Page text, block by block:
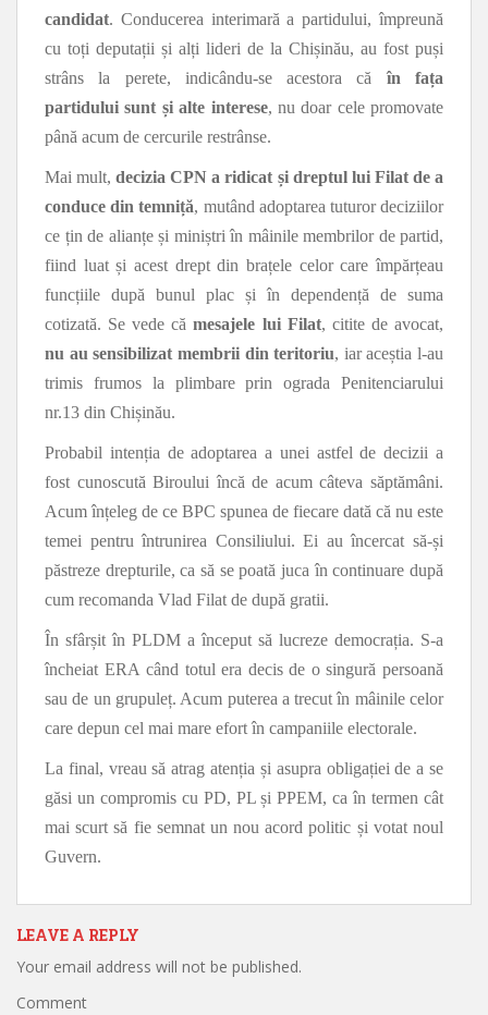
candidat. Conducerea interimară a partidului, împreună
cu toți deputații și alți lideri de la Chișinău, au fost puși
strâns la perete, indicându-se acestora că în fața
partidului sunt și alte interese, nu doar cele promovate
până acum de cercurile restrânse.
Mai mult,decizia CPN a ridicat și dreptul lui Filat de a
conduce din temniță, mutând adoptarea tuturor deciziilor
ce țin de alianțe și miniștri în mâinile membrilor de partid,
fiind luat și acest drept din brațele celor care împărțeau
funcțiile după bunul plac și în dependență de suma
cotizată. Se vede cămesajele lui Filat, citite de avocat,
nu au sensibilizat membrii din teritoriu, iar aceștia l-au
trimis frumos la plimbare prin ograda Penitenciarului
nr.13 din Chișinău.
Probabil intenția de adoptarea a unei astfel de decizii a
fost cunoscută Biroului încă de acum câteva săptămâni.
Acum înțeleg de ce BPC spunea de fiecare dată că nu este
temei pentru întrunirea Consiliului. Ei au încercat să-și
păstreze drepturile, ca să se poată juca în continuare după
cum recomanda Vlad Filat de după gratii.
În sfârșit în PLDM a început să lucreze democrația. S-a
încheiat ERA când totul era decis de o singură persoană
sau de un grupuleț. Acum puterea a trecut în mâinile celor
care depun cel mai mare efort în campaniile electorale.
La final, vreau să atrag atenția și asupra obligației de a se
găsi un compromis cu PD, PL și PPEM, ca în termen cât
mai scurt să fie semnat un nou acord politic și votat noul
Guvern.
LEAVE A REPLY
Your email address will not be published.
Comment